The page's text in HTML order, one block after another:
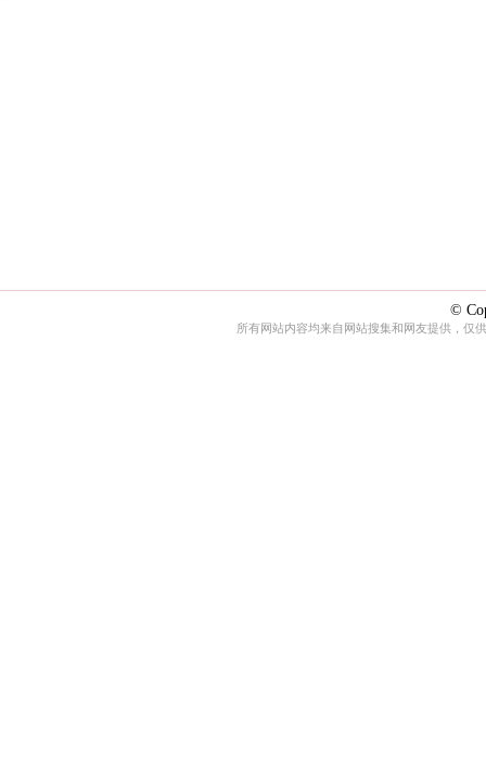
©
所有网站内容均来自网站搜集和网友提供，仅